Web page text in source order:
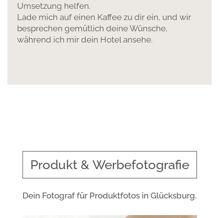
Umsetzung helfen.
Lade mich auf einen Kaffee zu dir ein, und wir
besprechen gemütlich deine Wünsche,
während ich mir dein Hotel ansehe.
Produkt & Werbefotografie
Dein Fotograf für Produktfotos in Glücksburg.